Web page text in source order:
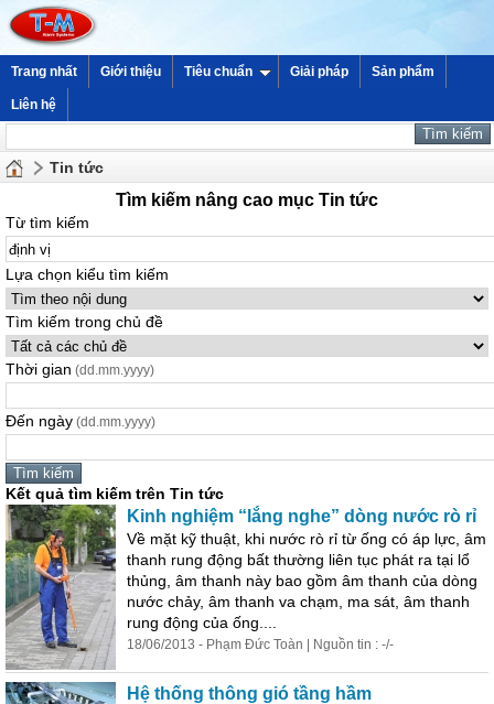
Trang nhất Giới thiệu Tiêu chuẩn Giải pháp Sản phẩm
Liên hệ
Tin tức
Tìm kiếm nâng cao mục Tin tức
Từ tìm kiếm
Lựa chọn kiểu tìm kiếm
Tìm kiếm trong chủ đề
Thời gian (dd.mm.yyyy)
Đến ngày (dd.mm.yyyy)
Kết quả tìm kiếm trên Tin tức
Kinh nghiệm “lắng nghe” dòng nước rò rỉ
Về mặt kỹ thuật, khi nước rò rỉ từ ống có áp lực, âm
thanh rung động bất thường liên tục phát ra tại lổ
thủng, âm thanh này bao gồm âm thanh của dòng
nước chảy, âm thanh va chạm, ma sát, âm thanh
rung động của ống....
18/06/2013 - Phạm Đức Toàn | Nguồn tin : -/-
Hệ thống thông gió tầng hầm